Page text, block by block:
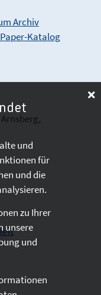
Archiv
Katalog
und
für
und die
zu Ihrer
unsere
und